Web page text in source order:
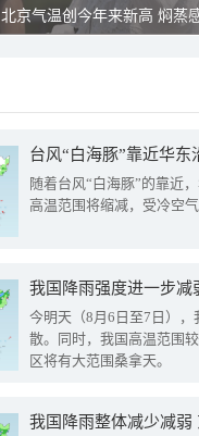
北京气温创今年来新高 焖蒸
台风“白海豚”靠近华
随着台风“白海豚”的靠近
高温范围将缩减，受冷空
今明天（8月6日至7日）
散。同时，我国高温范围
区将有大范围桑拿天。
我国降雨整体减少减弱